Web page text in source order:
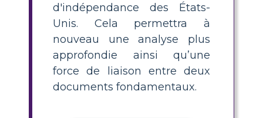
d'indépendance des États-
Unis. Cela permettra à
nouveau une analyse plus
approfondie ainsi qu’une
force de liaison entre deux
documents fondamentaux.